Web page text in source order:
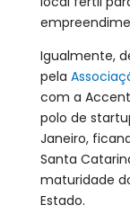
Igualmente,
pela
com a
polo de
Janeiro,
Santa
maturidade
Estado.